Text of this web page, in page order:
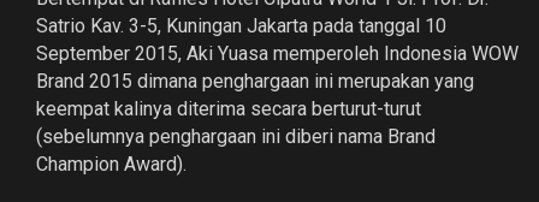
Satrio Kav. 3-5, Kuningan Jakarta pada tanggal 10
September 2015, Aki Yuasa memperoleh Indonesia WOW
Brand 2015 dimana penghargaan ini merupakan yang
keempat kalinya diterima secara berturut-turut
(sebelumnya penghargaan ini diberi nama Brand
Champion Award).